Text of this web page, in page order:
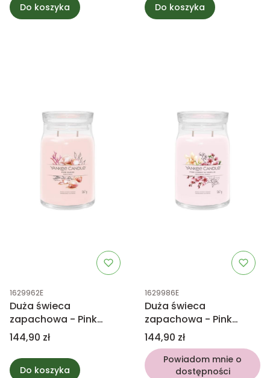
Do koszyka Do koszyka
Kod produktu
1629962E
Duża świeca
zapachowa - Pink
Sands - Yankee Candle
Cena
144,90 zł
Do koszyka
Kod produktu
1629986E
Duża świeca
zapachowa - Pink
Cherry & Vanilla -
Yankee Candle
Cena
144,90 zł
Powiadom mnie o
dostępności